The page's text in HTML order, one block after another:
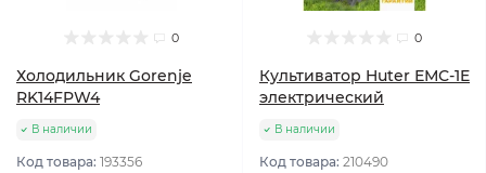
0
Холодильник Gorenje
RK14FPW4
В наличии
Код товара: 193356
0
Культиватор Huter ЕМС-1E
электрический
В наличии
Код товара: 210490